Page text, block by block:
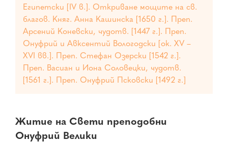
Египетски [IV в.]. Откриване мощите на св.
благов. Княг. Анна Кашинска [1650 г.]. Преп.
Арсений Коневски, чудотв. [1447 г.]. Преп.
Онуфрий и Авксентий Вологодски [ок. ХV –
ХVI вв.]. Преп. Стефан Озерски [1542 г.].
Преп. Васиан и Иона Соловецки, чудотв.
[1561 г.]. Преп. Онуфрий Псковски [1492 г.]
Житие на Свети преподобни
Онуфрий Велики